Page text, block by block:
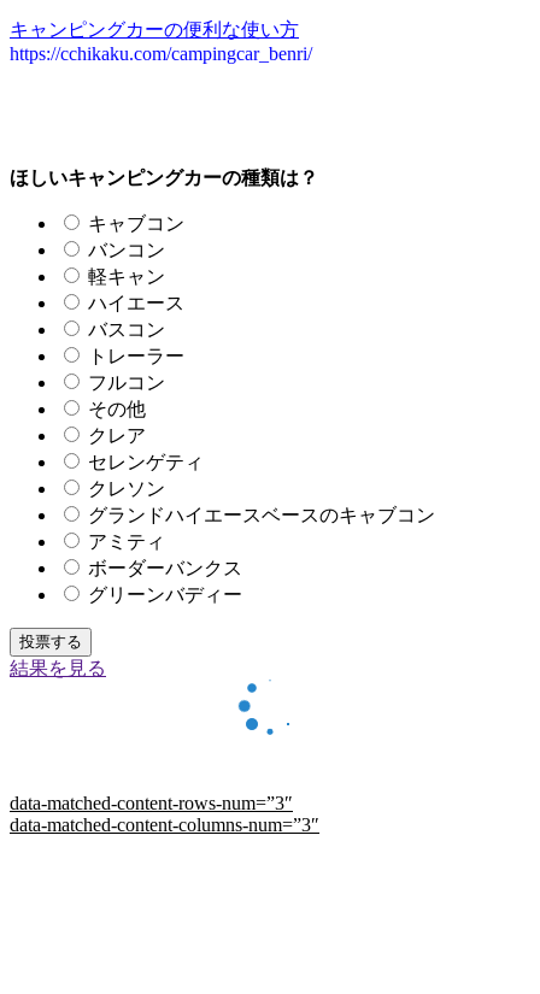
キャンピングカーの便利な使い方
https://cchikaku.com/campingcar_benri/
ほしいキャンピングカーの種類は？
キャブコン
バンコン
軽キャン
ハイエース
バスコン
トレーラー
フルコン
その他
クレア
セレンゲティ
クレソン
グランドハイエースベースのキャブコン
アミティ
ボーダーバンクス
グリーンバディー
結果を見る
data-matched-content-rows-num=”3″
data-matched-content-columns-num=”3″